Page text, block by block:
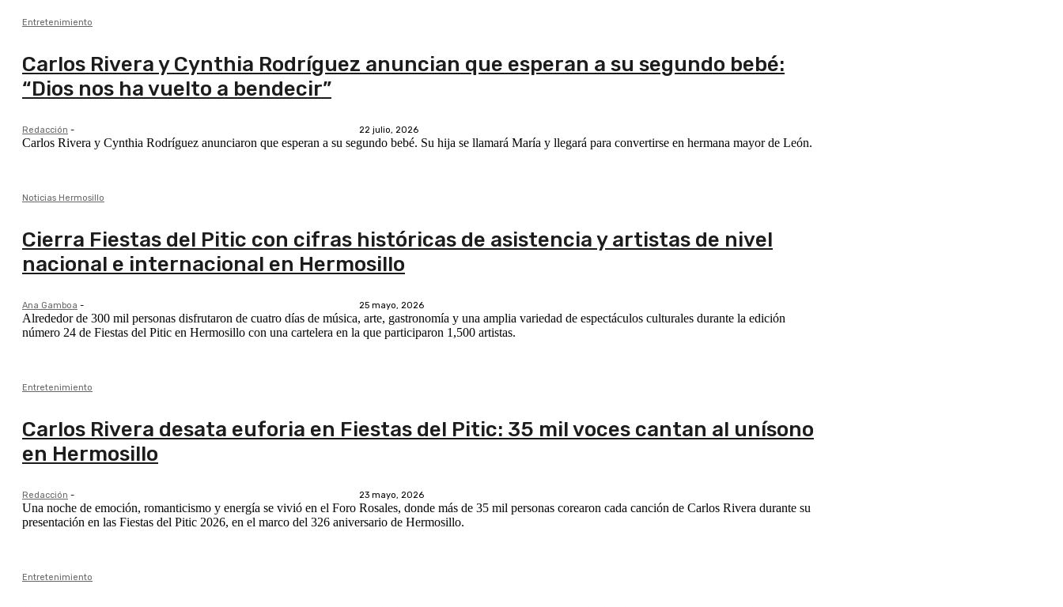
Entretenimiento
Carlos Rivera y Cynthia Rodríguez anuncian que esperan a su segundo bebé:
“Dios nos ha vuelto a bendecir”
Redacción - 22 julio, 2026
Carlos Rivera y Cynthia Rodríguez anunciaron que esperan a su segundo bebé. Su hija se llamará María y llegará para convertirse en hermana mayor de León.
Noticias Hermosillo
Cierra Fiestas del Pitic con cifras históricas de asistencia y artistas de nivel
nacional e internacional en Hermosillo
Ana Gamboa - 25 mayo, 2026
Alrededor de 300 mil personas disfrutaron de cuatro días de música, arte, gastronomía y una amplia variedad de espectáculos culturales durante la edición
número 24 de Fiestas del Pitic en Hermosillo con una cartelera en la que participaron 1,500 artistas.
Entretenimiento
Carlos Rivera desata euforia en Fiestas del Pitic: 35 mil voces cantan al unísono
en Hermosillo
Redacción - 23 mayo, 2026
Una noche de emoción, romanticismo y energía se vivió en el Foro Rosales, donde más de 35 mil personas corearon cada canción de Carlos Rivera durante su
presentación en las Fiestas del Pitic 2026, en el marco del 326 aniversario de Hermosillo.
Entretenimiento